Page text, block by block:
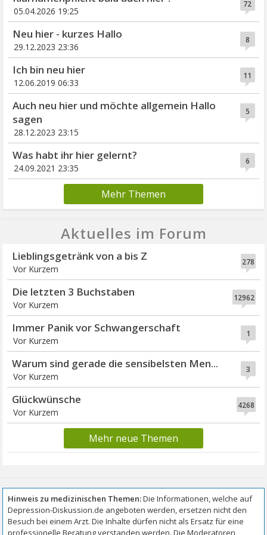
72
05.04.2026 19:25
8
Neu hier - kurzes Hallo
29.12.2023 23:36
11
Ich bin neu hier
12.06.2019 06:33
5
Auch neu hier und möchte allgemein Hallo
sagen
28.12.2023 23:15
6
Was habt ihr hier gelernt?
24.09.2021 23:35
Mehr Themen
Aktuelles im Forum
278
Lieblingsgetränk von a bis Z
Vor Kurzem
12962
Die letzten 3 Buchstaben
Vor Kurzem
1
Immer Panik vor Schwangerschaft
Vor Kurzem
3
Warum sind gerade die sensibelsten Men...
Vor Kurzem
4268
Glückwünsche
Vor Kurzem
Mehr neue Themen